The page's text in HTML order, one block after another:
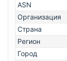
ASN
Организация
Страна
Регион
Город